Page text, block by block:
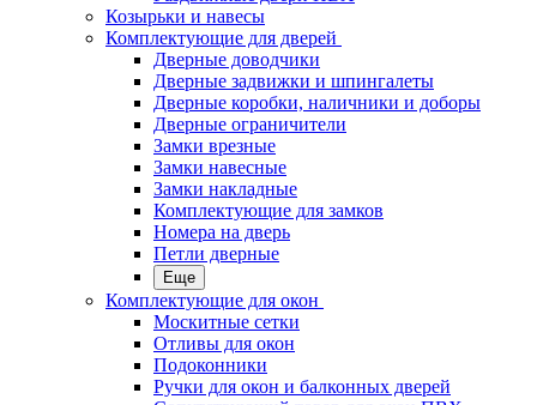
Козырьки и навесы
Комплектующие для дверей
Дверные доводчики
Дверные задвижки и шпингалеты
Дверные коробки, наличники и доборы
Дверные ограничители
Замки врезные
Замки навесные
Замки накладные
Комплектующие для замков
Номера на дверь
Петли дверные
Еще
Комплектующие для окон
Москитные сетки
Отливы для окон
Подоконники
Ручки для окон и балконных дверей